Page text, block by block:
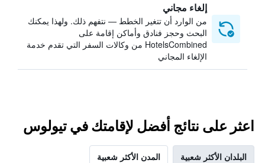
إلغاء مجاني
من الوارد أن تتغير الخطط — نتفهم ذلك. ولهذا يمكنك
البحث وحجز فنادق وأماكن إقامة على
HotelsCombined من وكالات السفر التي تقدم خدمة
الإلغاء المجاني
اعثر على نتائج أفضل لإقامتك في تيولوس
البلدان الأكثر شعبية المدن الأكثر شعبية